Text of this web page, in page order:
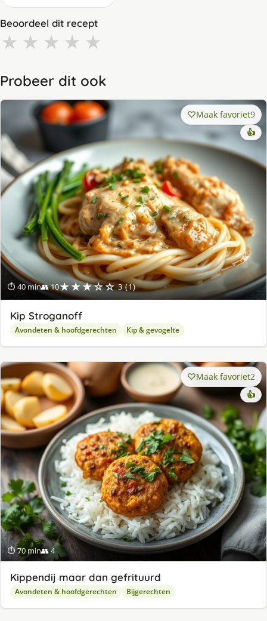
Beoordeel dit recept
★ ★ ★ ★ ★
Probeer dit ook
⏱ 40 min👥 10★★★☆☆ 3 (1)
Maak favoriet9
👍
Kip Stroganoff
Avondeten & hoofdgerechten Kip & gevogelte
⏱ 70 min👥 4
Maak favoriet2
👍
Kippendij maar dan gefrituurd
Avondeten & hoofdgerechten Bijgerechten